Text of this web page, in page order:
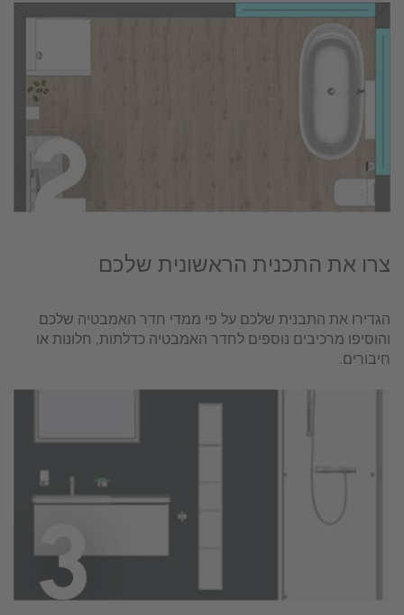
צרו את התכנית הראשונית שלכם
הגדירו את התבנית שלכם על פי ממדי חדר האמבטיה שלכם
והוסיפו מרכיבים נוספים לחדר האמבטיה כדלתות, חלונות או
חיבורים.